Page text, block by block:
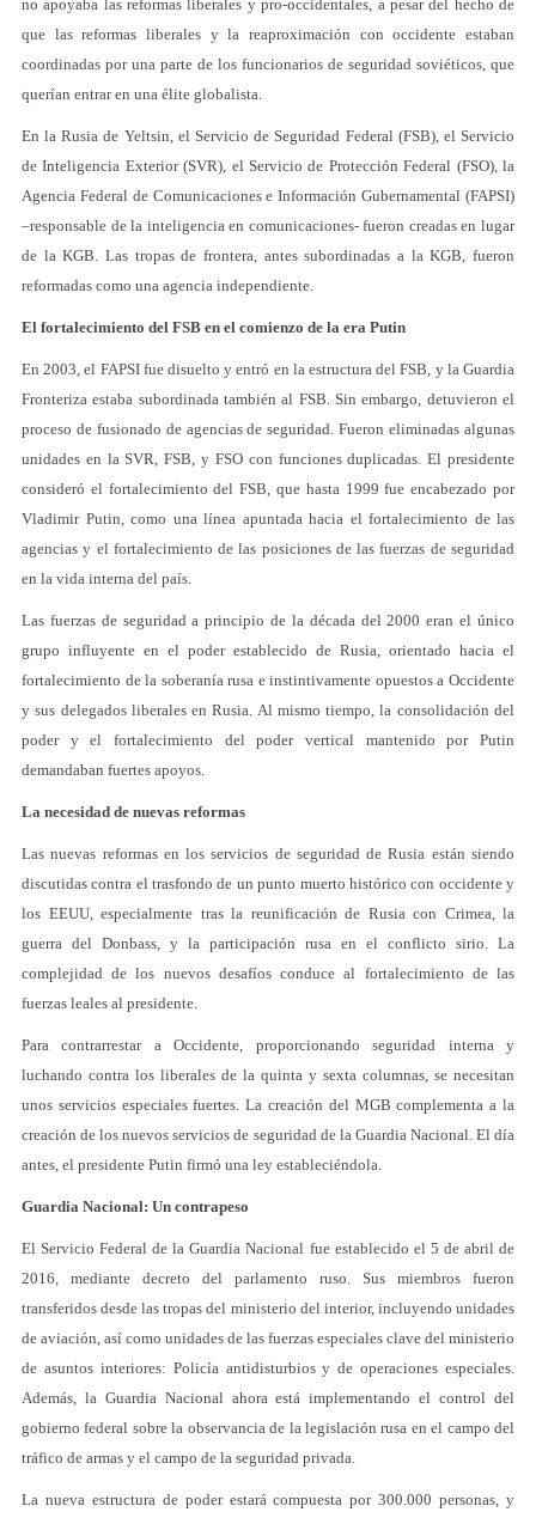
no apoyaba las reformas liberales y pro-occidentales, a pesar del hecho de
que las reformas liberales y la reaproximación con occidente estaban
coordinadas por una parte de los funcionarios de seguridad soviéticos, que
querían entrar en una élite globalista.
En la Rusia de Yeltsin, el Servicio de Seguridad Federal (FSB), el Servicio
de Inteligencia Exterior (SVR), el Servicio de Protección Federal (FSO), la
Agencia Federal de Comunicaciones e Información Gubernamental (FAPSI)
–responsable de la inteligencia en comunicaciones- fueron creadas en lugar
de la KGB. Las tropas de frontera, antes subordinadas a la KGB, fueron
reformadas como una agencia independiente.
El fortalecimiento del FSB en el comienzo de la era Putin
En 2003, el FAPSI fue disuelto y entró en la estructura del FSB, y la Guardia
Fronteriza estaba subordinada también al FSB. Sin embargo, detuvieron el
proceso de fusionado de agencias de seguridad. Fueron eliminadas algunas
unidades en la SVR, FSB, y FSO con funciones duplicadas. El presidente
consideró el fortalecimiento del FSB, que hasta 1999 fue encabezado por
Vladimir Putin, como una línea apuntada hacia el fortalecimiento de las
agencias y el fortalecimiento de las posiciones de las fuerzas de seguridad
en la vida interna del país.
Las fuerzas de seguridad a principio de la década del 2000 eran el único
grupo influyente en el poder establecido de Rusia, orientado hacia el
fortalecimiento de la soberanía rusa e instintivamente opuestos a Occidente
y sus delegados liberales en Rusia. Al mismo tiempo, la consolidación del
poder y el fortalecimiento del poder vertical mantenido por Putin
demandaban fuertes apoyos.
La necesidad de nuevas reformas
Las nuevas reformas en los servicios de seguridad de Rusia están siendo
discutidas contra el trasfondo de un punto muerto histórico con occidente y
los EEUU, especialmente tras la reunificación de Rusia con Crimea, la
guerra del Donbass, y la participación rusa en el conflicto sirio. La
complejidad de los nuevos desafíos conduce al fortalecimiento de las
fuerzas leales al presidente.
Para contrarrestar a Occidente, proporcionando seguridad interna y
luchando contra los liberales de la quinta y sexta columnas, se necesitan
unos servicios especiales fuertes. La creación del MGB complementa a la
creación de los nuevos servicios de seguridad de la Guardia Nacional. El día
antes, el presidente Putin firmó una ley estableciéndola.
Guardia Nacional: Un contrapeso
El Servicio Federal de la Guardia Nacional fue establecido el 5 de abril de
2016, mediante decreto del parlamento ruso. Sus miembros fueron
transferidos desde las tropas del ministerio del interior, incluyendo unidades
de aviación, así como unidades de las fuerzas especiales clave del ministerio
de asuntos interiores: Policía antidisturbios y de operaciones especiales.
Además, la Guardia Nacional ahora está implementando el control del
gobierno federal sobre la observancia de la legislación rusa en el campo del
tráfico de armas y el campo de la seguridad privada.
La nueva estructura de poder estará compuesta por 300.000 personas, y